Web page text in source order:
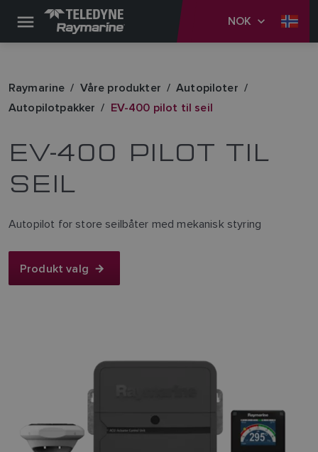
NOK
Raymarine Våre produkter
Autopiloter
Autopilotpakker
EV-400 pilot til seil
EV-400 PILOT TIL
SEIL
Autopilot for store seilbåter med mekanisk styring
Produkt valg